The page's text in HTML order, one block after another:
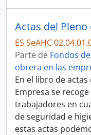
ES SeAHC
Parte de Fondos
obrera en las
En el libro de
Empresa se
trabajadores en
de seguridad e
estas actas